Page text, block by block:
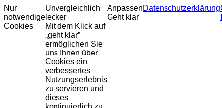
Nur
notwendige
Cookies
Unvergleichlich
lecker
Mit dem Klick auf
„geht klar”
ermöglichen Sie
uns Ihnen über
Cookies ein
verbessertes
Nutzungserlebnis
zu servieren und
dieses
kontinuierlich zu
Anpassen
Geht klar
Datenschutzerklärung